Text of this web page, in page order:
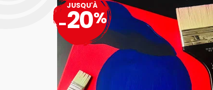
JUSQU'À
-20%